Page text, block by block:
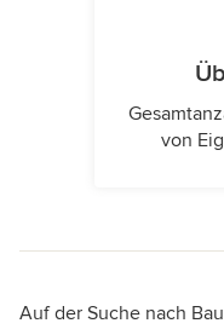
von
Auf der Suche nach